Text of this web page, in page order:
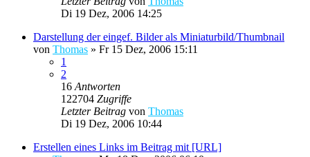
Di 19 Dez, 2006 14:25
Darstellung der eingef. Bilder als Miniaturbild/Thumbnail
von Thomas » Fr 15 Dez, 2006 15:11
1
2
16 Antworten
122704 Zugriffe
Letzter Beitrag von Thomas
Di 19 Dez, 2006 10:44
Erstellen eines Links im Beitrag mit [URL]